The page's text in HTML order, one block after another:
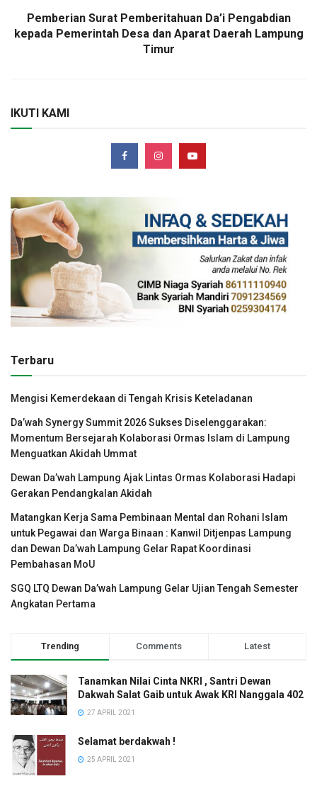
Pemberian Surat Pemberitahuan Da’i Pengabdian
kepada Pemerintah Desa dan Aparat Daerah Lampung
Timur
IKUTI KAMI
Terbaru
Mengisi Kemerdekaan di Tengah Krisis Keteladanan
Da’wah Synergy Summit 2026 Sukses Diselenggarakan:
Momentum Bersejarah Kolaborasi Ormas Islam di Lampung
Menguatkan Akidah Ummat
Dewan Da’wah Lampung Ajak Lintas Ormas Kolaborasi Hadapi
Gerakan Pendangkalan Akidah
Matangkan Kerja Sama Pembinaan Mental dan Rohani Islam
untuk Pegawai dan Warga Binaan : Kanwil Ditjenpas Lampung
dan Dewan Da’wah Lampung Gelar Rapat Koordinasi
Pembahasan MoU
SGQ LTQ Dewan Da’wah Lampung Gelar Ujian Tengah Semester
Angkatan Pertama
Trending Comments Latest
Tanamkan Nilai Cinta NKRI , Santri Dewan
Dakwah Salat Gaib untuk Awak KRI Nanggala 402
27 APRIL 2021
Selamat berdakwah !
25 APRIL 2021